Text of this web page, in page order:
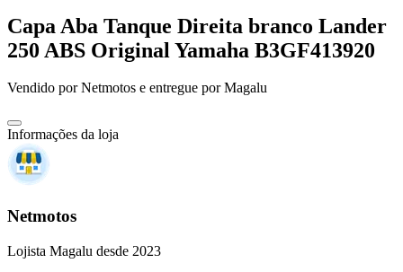
Capa Aba Tanque Direita branco Lander
250 ABS Original Yamaha B3GF413920
Vendido porNetmotos e entregue por Magalu
Informações da loja
Netmotos
Lojista Magalu desde 2023